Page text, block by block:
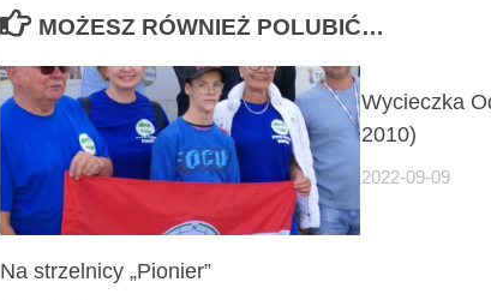
MOŻESZ RÓWNIEŻ POLUBIĆ…
Na strzelnicy „Pionier”
Wycieczka
2010)
2022-09-09